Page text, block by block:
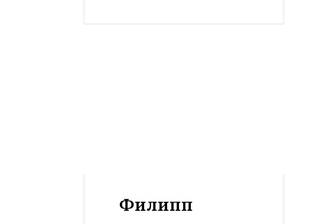
Филипп